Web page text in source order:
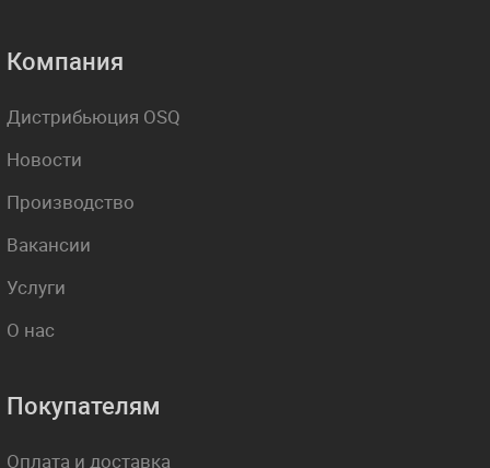
Компания
Дистрибьюция OSQ
Новости
Производство
Вакансии
Услуги
О нас
Покупателям
Оплата и доставка